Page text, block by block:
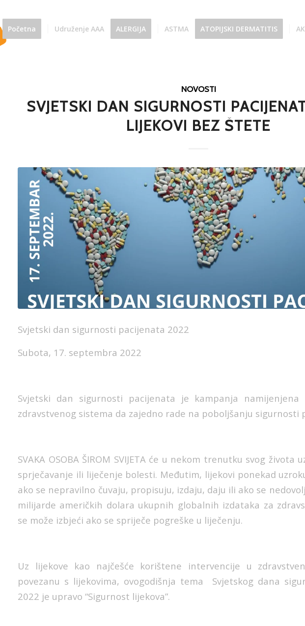
Početna Udruženje AAA ALERGIJA ASTMA ATOPIJSKI DERMATITIS
NOVOSTI
SVJETSKI DAN SIGURNOSTI
LIJEKOVI BEZ ŠTETE
Svjetski dan sigurnosti pacijenata 2022
Subota, 17. septembra 2022
Svjetski dan sigurnosti pacijenata je kampanja namijenjena
zdravstvenog sistema da zajedno rade na poboljšanju sigurnosti
SVAKA OSOBA ŠIROM SVIJETA će u nekom trenutku svog života
sprječavanje ili liječenje bolesti. Međutim, lijekovi ponekad
ako se nepravilno čuvaju, propisuju, izdaju, daju ili ako se
milijarde američkih dolara ukupnih globalnih izdataka za
se može izbjeći ako se spriječe pogreške u liječenju.
Uz lijekove kao najčešće korištene intervencije u
povezanu s lijekovima, ovogodišnja tema Svjetskog dana
2022 je upravo “Sigurnost lijekova”.